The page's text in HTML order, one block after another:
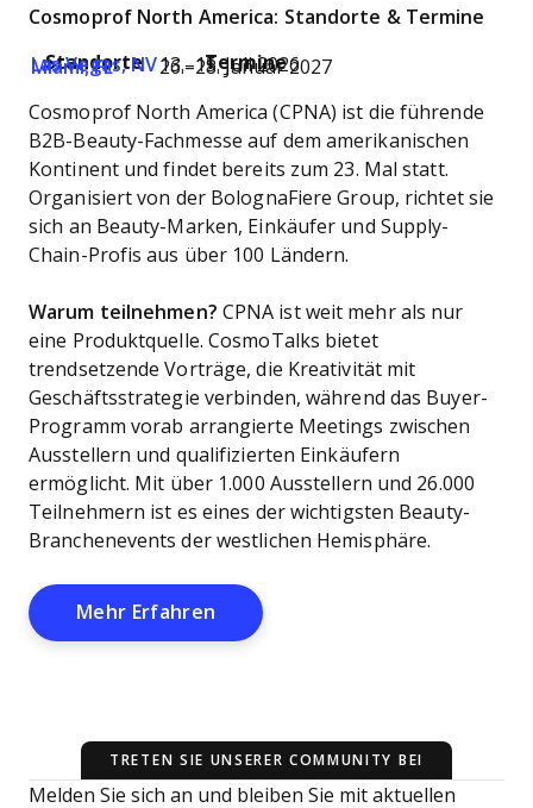
Cosmoprof North America: Standorte & Termine
Standorte Termine
Las Vegas, NV13.–15. Juli 2026
Miami, FL 26.–28. Januar 2027
Cosmoprof North America (CPNA) ist die führende
B2B-Beauty-Fachmesse auf dem amerikanischen
Kontinent und findet bereits zum 23. Mal statt.
Organisiert von der BolognaFiere Group, richtet sie
sich an Beauty-Marken, Einkäufer und Supply-
Chain-Profis aus über 100 Ländern.
Warum teilnehmen? CPNA ist weit mehr als nur
eine Produktquelle. CosmoTalks bietet
trendsetzende Vorträge, die Kreativität mit
Geschäftsstrategie verbinden, während das Buyer-
Programm vorab arrangierte Meetings zwischen
Ausstellern und qualifizierten Einkäufern
ermöglicht. Mit über 1.000 Ausstellern und 26.000
Teilnehmern ist es eines der wichtigsten Beauty-
Branchenevents der westlichen Hemisphäre.
Mehr Erfahren Opens New Window
TRETEN SIE UNSERER COMMUNITY BEI
Melden Sie sich an und bleiben Sie mit aktuellen